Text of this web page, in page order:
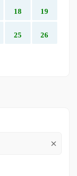
18 19
25 26